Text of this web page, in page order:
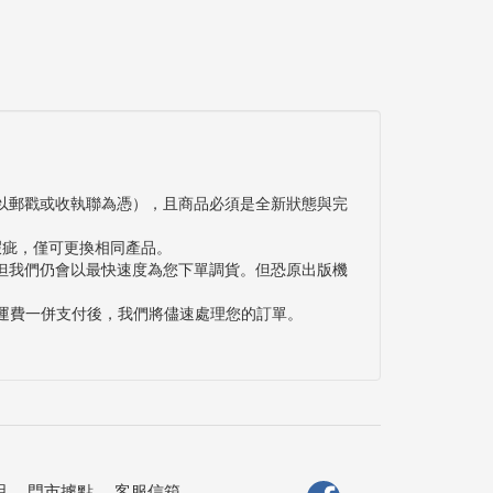
戳或收執聯為憑），且商品必須是全新狀態與完
，僅可更換相同產品。
們仍會以最快速度為您下單調貨。但恐原出版機
一併支付後，我們將儘速處理您的訂單。